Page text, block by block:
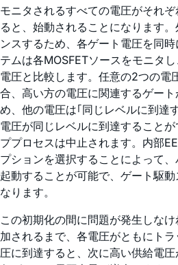
モニタされるすべての電圧がそれ
ると、始動されることになります
ンスするため、各ゲート電圧を同
テムは各MOSFETソースをモニタ
電圧と比較します。任意の2つの電
合、高い方の電圧に関連するゲー
め、他の電圧は｢同じレベルに到達
電圧が同じレベルに到達すること
ププロセスは中止されます。内部
プションを選択することによって
起動することが可能で、ゲート駆
なります。
この初期化の間に問題が発生しな
加されるまで、各電圧がともにト
圧に到達すると、次に高い供給電圧